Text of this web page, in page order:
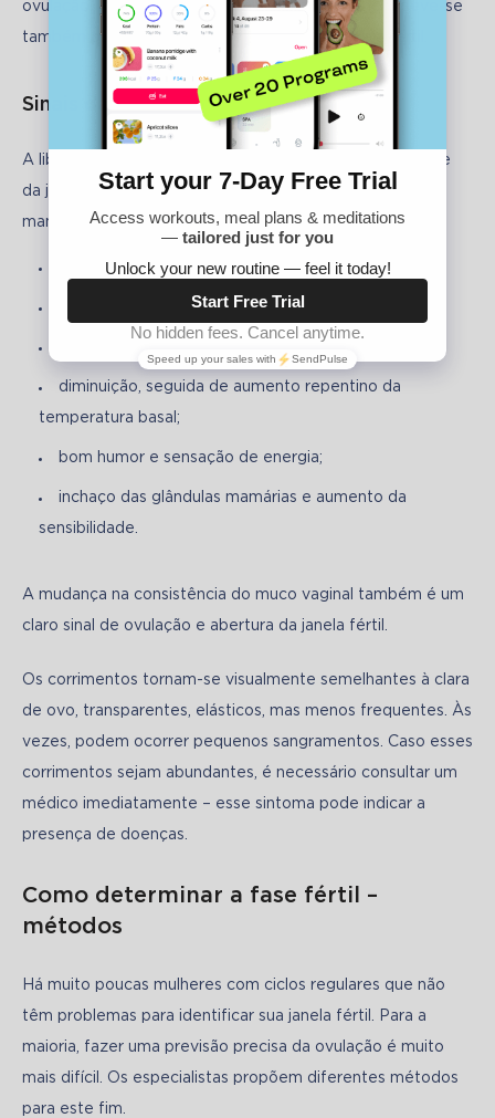
ovulação. Portanto, ao determinar sua ocorrência, deve-se
também prestar atenção aos sintomas da janela fértil.
Sinais da ovulação
A liberação do óvulo do ovário e a abertura subsequente
da janela fértil são geralmente acompanhadas por
manifestações características:
aumento da transpiração nas axilas;
espasmo ou dor contínua de um lado do abdômen;
diminuição, seguida de aumento repentino da
temperatura basal;
bom humor e sensação de energia;
inchaço das glândulas mamárias e aumento da
sensibilidade.
A mudança na consistência do muco vaginal também é um
claro sinal de ovulação e abertura da janela fértil.
Os corrimentos tornam-se visualmente semelhantes à clara
de ovo, transparentes, elásticos, mas menos frequentes. Às
vezes, podem ocorrer pequenos sangramentos. Caso esses
corrimentos sejam abundantes, é necessário consultar um
médico imediatamente – esse sintoma pode indicar a
presença de doenças.
Como determinar a fase fértil –
métodos
Há muito poucas mulheres com ciclos regulares que não
têm problemas para identificar sua janela fértil. Para a
maioria, fazer uma previsão precisa da ovulação é muito
mais difícil. Os especialistas propõem diferentes métodos
para este fim.